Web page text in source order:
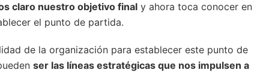
claro nuestro objetivo final y ahora toca conocer en
el punto de partida.
de la organización para establecer este punto de
ser las líneas estratégicas que nos impulsen a